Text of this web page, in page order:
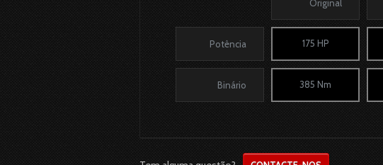
Original
Potência 175 HP
Binário 385 Nm